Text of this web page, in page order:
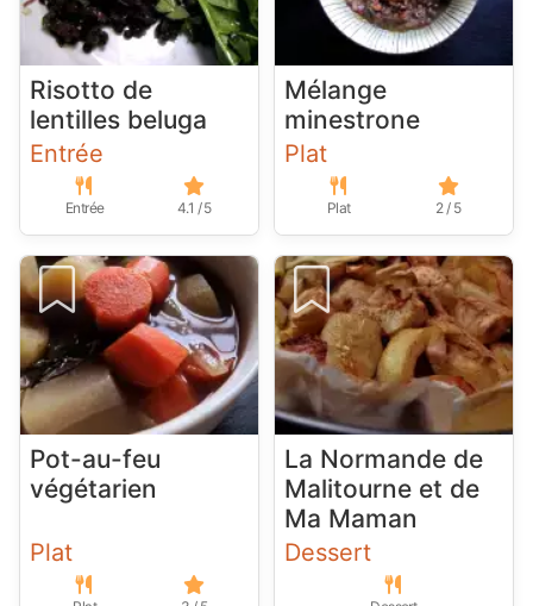
Risotto de
lentilles beluga
Entrée
Entrée 4.1 / 5
Mélange
minestrone
Plat
Plat 2 / 5
Pot-au-feu
végétarien
Plat
La Normande de
Malitourne et de
Ma Maman
Dessert